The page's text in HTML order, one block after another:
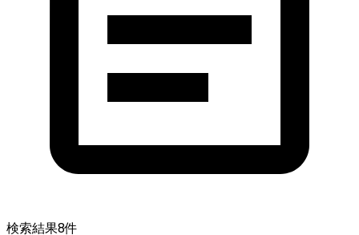
検索結果8件